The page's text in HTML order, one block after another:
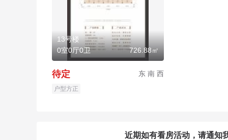
13号楼
0室0厅0卫
726.88㎡
待定 东 南 西
户型方正
近期如有看房活动，请通知